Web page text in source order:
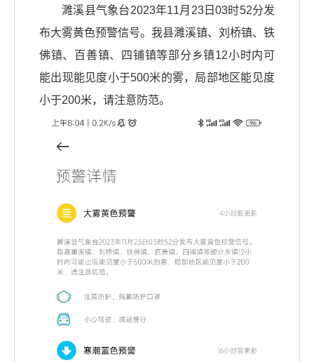
濉溪县气象台2023年11月23日03时52分发
布大雾黄色预警信号。我县濉溪镇、刘桥镇、铁
佛镇、百善镇、四铺镇等部分乡镇12小时内可
能出现能见度小于500米的雾，局部地区能见度
小于200米，请注意防范。